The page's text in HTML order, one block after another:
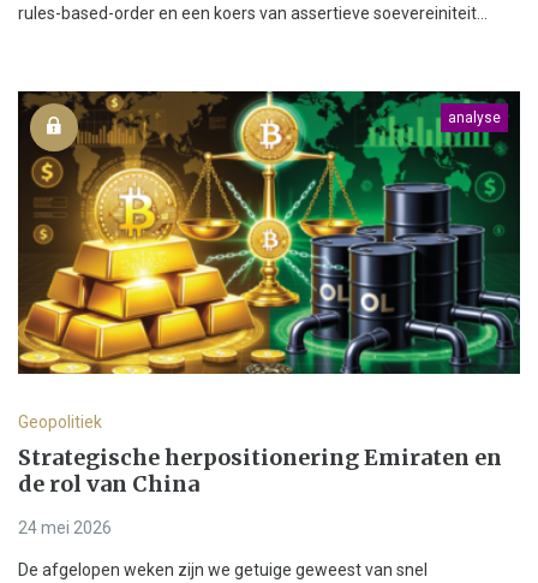
rules-based-order en een koers van assertieve soevereiniteit...
analyse
Geopolitiek
Strategische herpositionering Emiraten en
de rol van China
24 mei 2026
De afgelopen weken zijn we getuige geweest van snel